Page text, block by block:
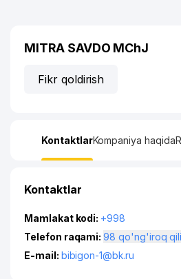
MITRA SAVDO MChJ
Fikr qoldirish
KontaktlarKompaniya haqida
Kontaktlar
Mamlakat kodi: +998
Telefon raqami:
98 qo'ng'iroq
E-mail: bibigon-1@bk.ru